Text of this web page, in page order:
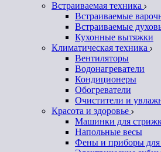
Встраиваемая техника
Встраиваемые
Встраиваемые
Кухонные вытяжки
Климатическая техника
Вентиляторы
Водонагреватели
Кондиционеры
Обогреватели
Очистители и
Красота и здоровье
Машинки для
Напольные весы
Фены и приборы для